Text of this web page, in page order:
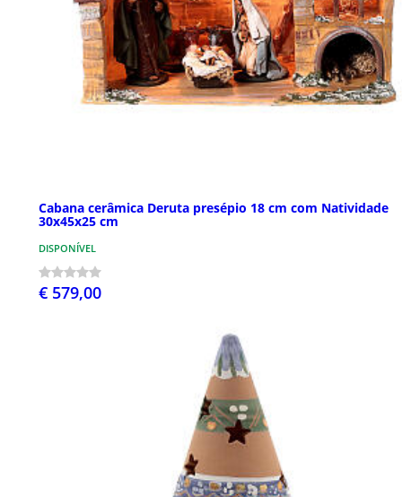
Cabana cerâmica Deruta presépio 18 cm com Natividade
30x45x25 cm
DISPONÍVEL
€ 579,00